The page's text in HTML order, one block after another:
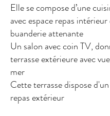
Elle se compose d’une
avec espace repas
buanderie attenante
Un salon avec coin TV,
terrasse extérieure avec
mer
Cette terrasse dispose
repas extérieur